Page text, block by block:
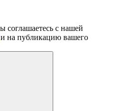
соглашаетесь с нашей
и на публикацию вашего